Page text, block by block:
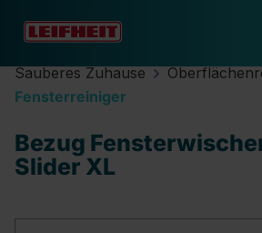
Zum Hauptinhalt springen
Sauberes Zuhause
Fensterreiniger
Bezug
Slider XL